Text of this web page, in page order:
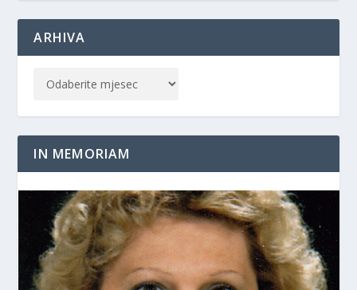
ARHIVA
IN MEMORIAM